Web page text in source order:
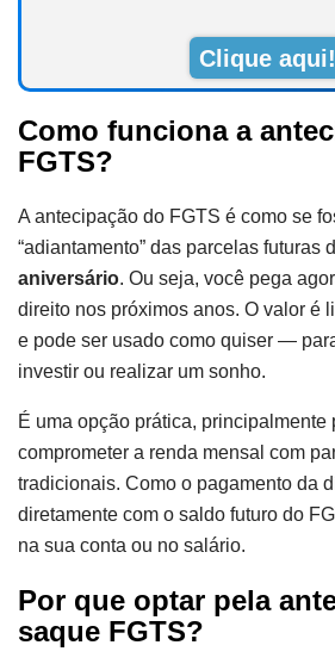
Clique aqui!
Como funciona a
FGTS?
A antecipação do FGTS é como se
“adiantamento” das parcelas futuras
aniversário. Ou seja, você pega
direito nos próximos anos. O valor é
e pode ser usado como quiser —
investir ou realizar um sonho.
É uma opção prática, principalmente
comprometer a renda mensal com
tradicionais. Como o pagamento da
diretamente com o saldo futuro do
na sua conta ou no salário.
Por que optar pela
saque FGTS?